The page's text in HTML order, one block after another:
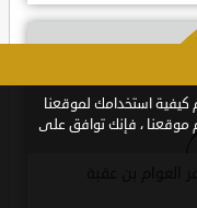
العوام بن عقبة
كيفية استخدامك لموقعنا
موقعنا ، فإنك توافق على